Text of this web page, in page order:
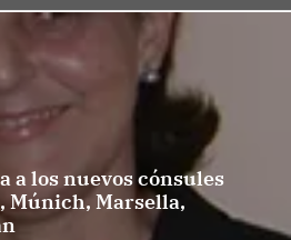
a los nuevos cónsules
Múnich, Marsella,